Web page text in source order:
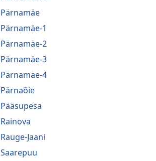
Pärnamäe
Pärnamäe-1
Pärnamäe-2
Pärnamäe-3
Pärnamäe-4
Pärnaõie
Pääsupesa
Rainova
Rauge-Jaani
Saarepuu